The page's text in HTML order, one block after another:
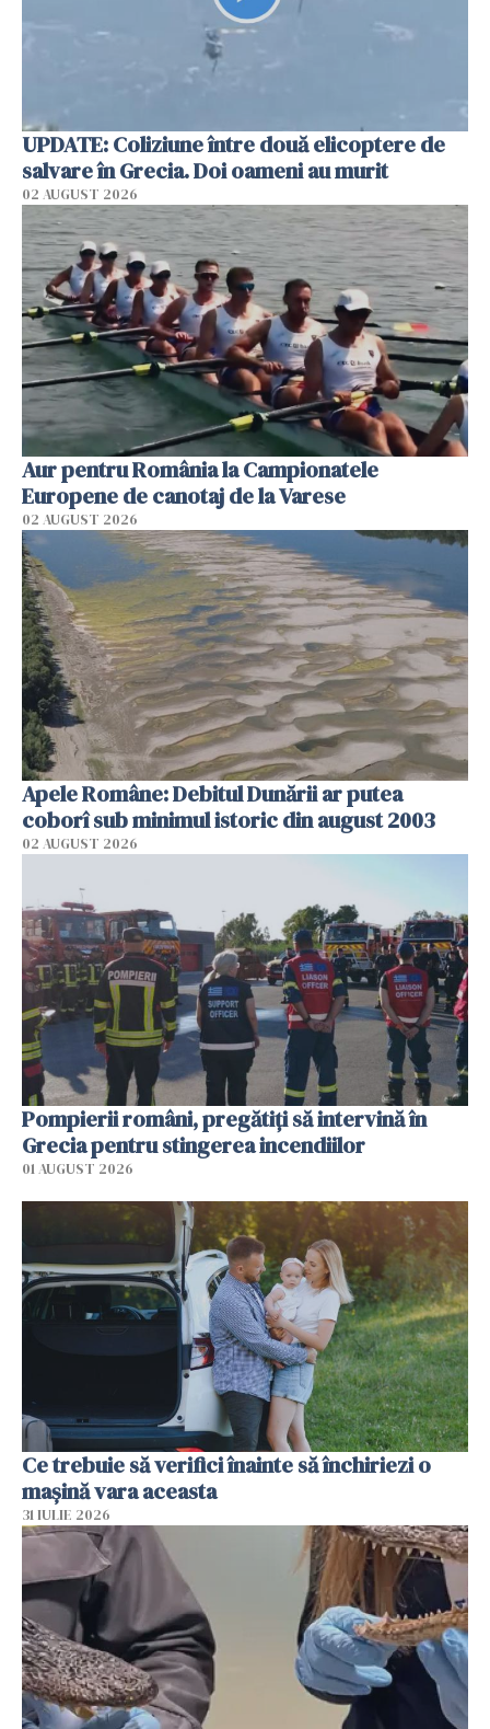
UPDATE: Coliziune între două elicoptere de
salvare în Grecia. Doi oameni au murit
02 AUGUST 2026
Aur pentru România la Campionatele
Europene de canotaj de la Varese
02 AUGUST 2026
Apele Române: Debitul Dunării ar putea
coborî sub minimul istoric din august 2003
02 AUGUST 2026
Pompierii români, pregătiţi să intervină în
Grecia pentru stingerea incendiilor
01 AUGUST 2026
Ce trebuie să verifici înainte să închiriezi o
mașină vara aceasta
31 IULIE 2026